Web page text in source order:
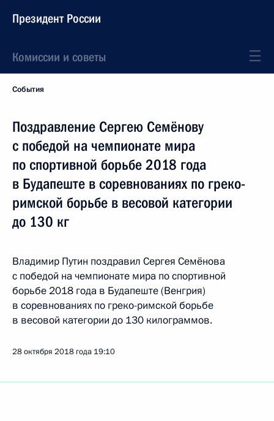
Президент России
Комиссии и советы
События
Поздравление Сергею Семёнову
с победой на чемпионате мира
по спортивной борьбе 2018 года
в Будапеште в соревнованиях по греко-
римской борьбе в весовой категории
до 130 кг
Владимир Путин поздравил Сергея Семёнова
с победой на чемпионате мира по спортивной
борьбе 2018 года в Будапеште (Венгрия)
в соревнованиях по греко-римской борьбе
в весовой категории до 130 килограммов.
28 октября 2018 года 19:10